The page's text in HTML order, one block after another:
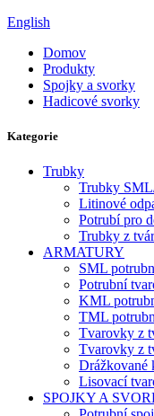
English
Domov
Produkty
Spojky a svorky
Hadicové svorky
Kategorie
Trubky
Trubky
Litinové
Potrubí pro
Trubky z
ARMATURY
SML
Potrubní
KML
TML
Tvarovky z
Tvarovky z
Drážkované
Lisovací
SPOJKY A